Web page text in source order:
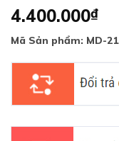
4.400.000₫
Mã Sản phẩm: MD-21